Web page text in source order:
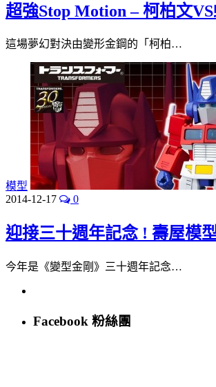
超強Stop Motion – 柯柏文
這場夢幻對決由變形金鋼的「柯柏…
模型
2014-12-17
0
迎接三十週年記念 ! 壽屋模
今年是《變型金剛》三十週年記念…
Facebook 粉絲團